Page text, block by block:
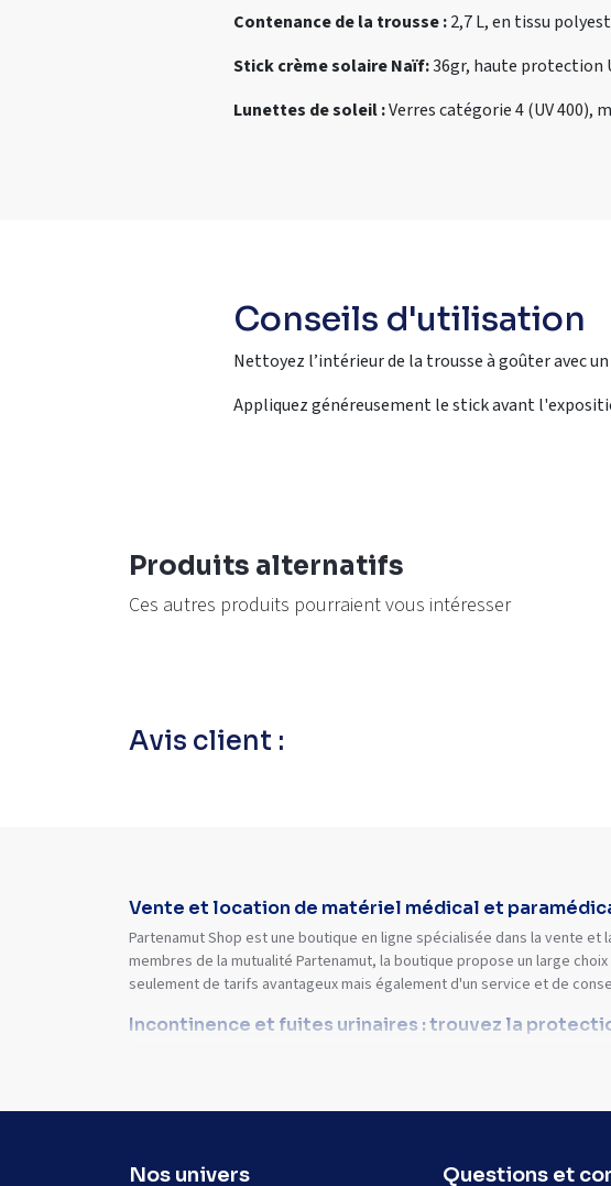
Contenance de la trousse :2,7 L, en tissu
Stick crème solaire Naïf:36gr, haute protection
Lunettes de soleil :Verres catégorie 4 (UV 400),
Conseils d'utilisation
Nettoyez l’intérieur de la trousse à goûter avec
Appliquez généreusement le stick avant
Produits alternatifs
Ces autres produits pourraient vous intéresser
Avis client :
Vente et location de matériel médical et
Partenamut Shop est une boutique en ligne spécialisée dans la vente
membres de la mutualité Partenamut, la boutique propose un large
seulement de tarifs avantageux mais également d'un service et de
Incontinence et fuites urinaires : trouvez la
Nos univers Questions et